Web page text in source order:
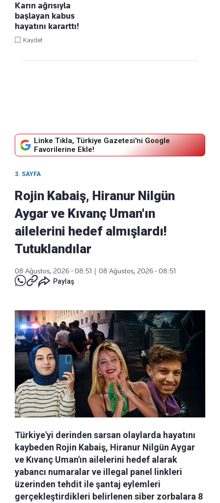
Karın ağrısıyla
başlayan kabus
hayatını kararttı!
Kaydet
Linke Tıkla, Türkiye Gazetesi'ni Google
Favorilerine Ekle!
3. SAYFA
Rojin Kabaiş, Hiranur Nilgün
Aygar ve Kıvanç Uman'ın
ailelerini hedef almışlardı!
Tutuklandılar
08 Ağustos, 2026 - 08:51
08 Ağustos, 2026 - 08:51
Paylaş
Türkiye'yi derinden sarsan olaylarda hayatını
kaybeden Rojin Kabaiş, Hiranur Nilgün Aygar
ve Kıvanç Uman'ın ailelerini hedef alarak
yabancı numaralar ve illegal panel linkleri
üzerinden tehdit ile şantaj eylemleri
gerçekleştirdikleri belirlenen siber zorbalara 8